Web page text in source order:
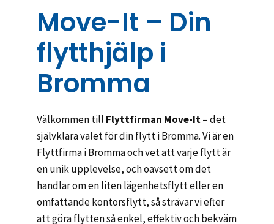
Move-It – Din
flytthjälp i
Bromma
Välkommen till Flyttfirman Move-It– det
självklara valet för din flytt i Bromma. Vi är en
Flyttfirma i Bromma och vet att varje flytt är
en unik upplevelse, och oavsett om det
handlar om en liten lägenhetsflytt eller en
omfattande kontorsflytt, så strävar vi efter
att göra flytten så enkel, effektiv och bekväm